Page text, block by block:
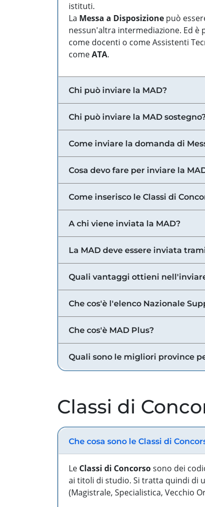
istituti.
La Messa a Disposizione può
nessun'altra intermediazione. Ed
come docenti o come Assistenti
comeATA.
Chi può inviare la MAD?
Chi può inviare la MAD
Come inviare la domanda di
Cosa devo fare per inviare la
Come inserisco le Classi di
A chi viene inviata la MAD?
La MAD deve essere inviata
Quali vantaggi ottieni
Che cos'è l'elenco Nazionale
Che cos'è MAD Plus?
Quali sono le migliori province
Classi di
Che cosa sono le Classi di
Le Classi di Concorsosono dei
ai titoli di studio. Si tratta quindi di
(Magistrale, Specialistica, Vecchio